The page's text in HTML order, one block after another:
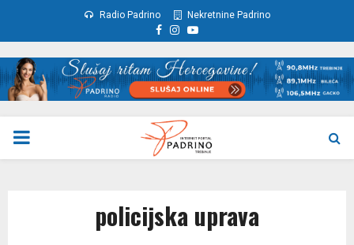
Radio Padrino Nekretnine Padrino
Facebook
Instagram
Youtube
PRIMARY
policijska uprava